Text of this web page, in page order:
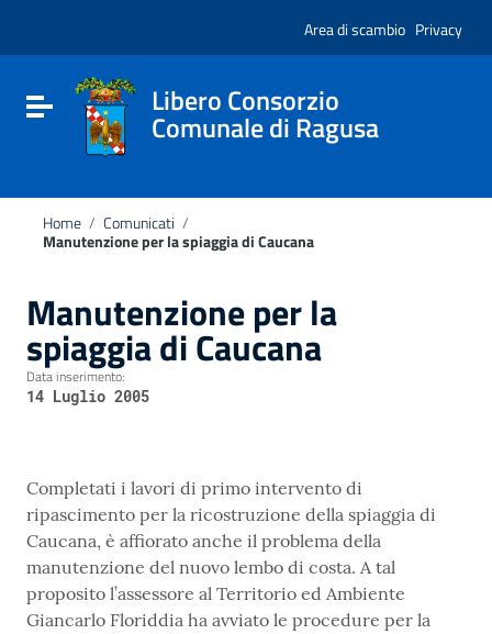
sito
include
Vai al footer
Area di scambio Privacy
Attiva / disattiva la navigazione
Libero Consorzio
Comunale di Ragusa
Home / Comunicati /
Manutenzione per la spiaggia di Caucana
Manutenzione per la
spiaggia di Caucana
Data inserimento:
14 Luglio 2005
Completati i lavori di primo intervento di
ripascimento per la ricostruzione della spiaggia di
Caucana, è affiorato anche il problema della
manutenzione del nuovo lembo di costa. A tal
proposito l’assessore al Territorio ed Ambiente
Giancarlo Floriddia ha avviato le procedure per la